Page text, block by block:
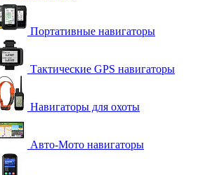
Портативные навигаторы
Тактические GPS навигаторы
Навигаторы для охоты
Авто-Мото навигаторы